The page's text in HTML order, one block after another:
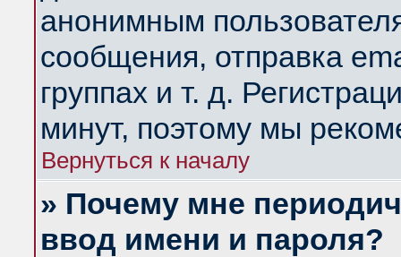
анонимным
сообщения, отправка
группах и т. д.
минут, поэтому мы
Вернуться к началу
» Почему мне
ввод имени и пароля?